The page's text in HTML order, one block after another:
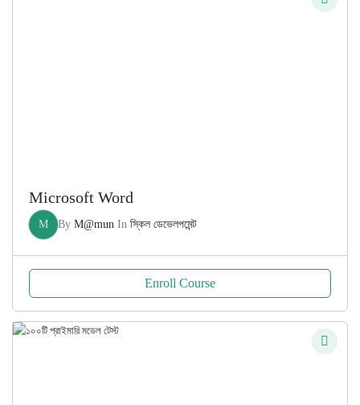
Microsoft Word
M By M@mun In স্কিল ডেভেলপমেন্ট
Enroll Course